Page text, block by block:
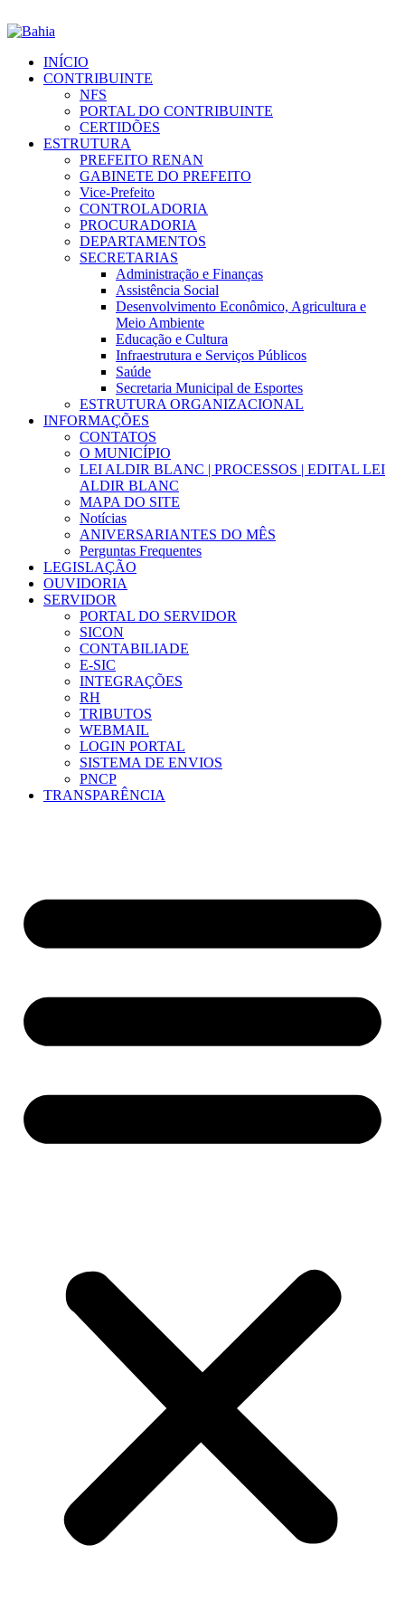
INÍCIO
CONTRIBUINTE
NFS
PORTAL DO CONTRIBUINTE
CERTIDÕES
ESTRUTURA
PREFEITO RENAN
GABINETE DO PREFEITO
Vice-Prefeito
CONTROLADORIA
PROCURADORIA
DEPARTAMENTOS
SECRETARIAS
Administração e Finanças
Assistência Social
Desenvolvimento Econômico, Agricultura e
Meio Ambiente
Educação e Cultura
Infraestrutura e Serviços Públicos
Saúde
Secretaria Municipal de Esportes
ESTRUTURA ORGANIZACIONAL
INFORMAÇÕES
CONTATOS
O MUNICÍPIO
LEI ALDIR BLANC | PROCESSOS | EDITAL LEI
ALDIR BLANC
MAPA DO SITE
Notícias
ANIVERSARIANTES DO MÊS
Perguntas Frequentes
LEGISLAÇÃO
OUVIDORIA
SERVIDOR
PORTAL DO SERVIDOR
SICON
CONTABILIADE
E-SIC
INTEGRAÇÕES
RH
TRIBUTOS
WEBMAIL
LOGIN PORTAL
SISTEMA DE ENVIOS
PNCP
TRANSPARÊNCIA